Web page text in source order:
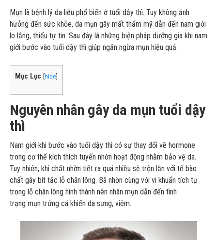
Mụn là bệnh lý da liễu phổ biến ở tuổi dậy thì. Tuy không ảnh
hưởng đến sức khỏe, da mụn gây mất thẩm mỹ dẫn đến nam giới
lo lắng, thiếu tự tin. Sau đây là những biện pháp dưỡng gia khi nam
giới bước vào tuổi dậy thì giúp ngăn ngừa mụn hiệu quả.
Mục Lục [hide]
Nguyên nhân gây da mụn tuổi dậy
thì
Nam giới khi bước vào tuổi dậy thì có sự thay đổi về hormone
trong cơ thể kích thích tuyến nhờn hoạt động nhằm bảo vệ da.
Tuy nhiên, khi chất nhờn tiết ra quá nhiều sẽ trộn lẫn với tế bào
chất gây bít tắc lỗ chân lông. Bã nhờn cùng với vi khuẩn tích tụ
trong lỗ chân lông hình thành nên nhân mụn dẫn đến tình
trạng mụn trứng cá khiến da sưng, viêm.